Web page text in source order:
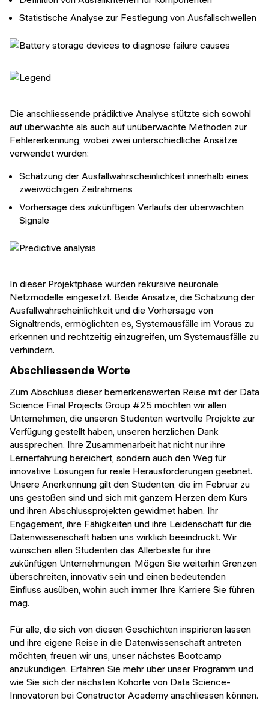
Statistische Analyse zur Festlegung von Ausfallschwellen
Die anschliessende prädiktive Analyse stützte sich sowohl
auf überwachte als auch auf unüberwachte Methoden zur
Fehlererkennung, wobei zwei unterschiedliche Ansätze
verwendet wurden:
Schätzung der Ausfallwahrscheinlichkeit innerhalb eines
zweiwöchigen Zeitrahmens
Vorhersage des zukünftigen Verlaufs der überwachten
Signale
In dieser Projektphase wurden rekursive neuronale
Netzmodelle eingesetzt. Beide Ansätze, die Schätzung der
Ausfallwahrscheinlichkeit und die Vorhersage von
Signaltrends, ermöglichten es, Systemausfälle im Voraus zu
erkennen und rechtzeitig einzugreifen, um Systemausfälle zu
verhindern.
Abschliessende Worte
Zum Abschluss dieser bemerkenswerten Reise mit der Data
Science Final Projects Group #25 möchten wir allen
Unternehmen, die unseren Studenten wertvolle Projekte zur
Verfügung gestellt haben, unseren herzlichen Dank
aussprechen. Ihre Zusammenarbeit hat nicht nur ihre
Lernerfahrung bereichert, sondern auch den Weg für
innovative Lösungen für reale Herausforderungen geebnet.
Unsere Anerkennung gilt den Studenten, die im Februar zu
uns gestoßen sind und sich mit ganzem Herzen dem Kurs
und ihren Abschlussprojekten gewidmet haben. Ihr
Engagement, ihre Fähigkeiten und ihre Leidenschaft für die
Datenwissenschaft haben uns wirklich beeindruckt. Wir
wünschen allen Studenten das Allerbeste für ihre
zukünftigen Unternehmungen. Mögen Sie weiterhin Grenzen
überschreiten, innovativ sein und einen bedeutenden
Einfluss ausüben, wohin auch immer Ihre Karriere Sie führen
mag.
Für alle, die sich von diesen Geschichten inspirieren lassen
und ihre eigene Reise in die Datenwissenschaft antreten
möchten, freuen wir uns, unser nächstes Bootcamp
anzukündigen. Erfahren Sie mehr über unser Programm und
wie Sie sich der nächsten Kohorte von Data Science-
Innovatoren bei Constructor Academy anschliessen können.